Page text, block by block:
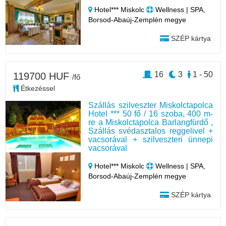
Hotel*** Miskolc
Wellness | SPA,
Borsod-Abaúj-Zemplén megye
SZÉP kártya
Szállás szilveszter Miskolctapolca
Hotel *** 50 fő / 16 szoba, 400 m-
re a Miskolctapolca Barlangfürdő ,
Szállás svédasztalos reggelivel +
vacsorával + szilveszteri ünnepi
vacsorával
Hotel*** Miskolc
Wellness | SPA,
Borsod-Abaúj-Zemplén megye
SZÉP kártya
119700 HUF /fő
Étkezéssel
1 - 50
3
16